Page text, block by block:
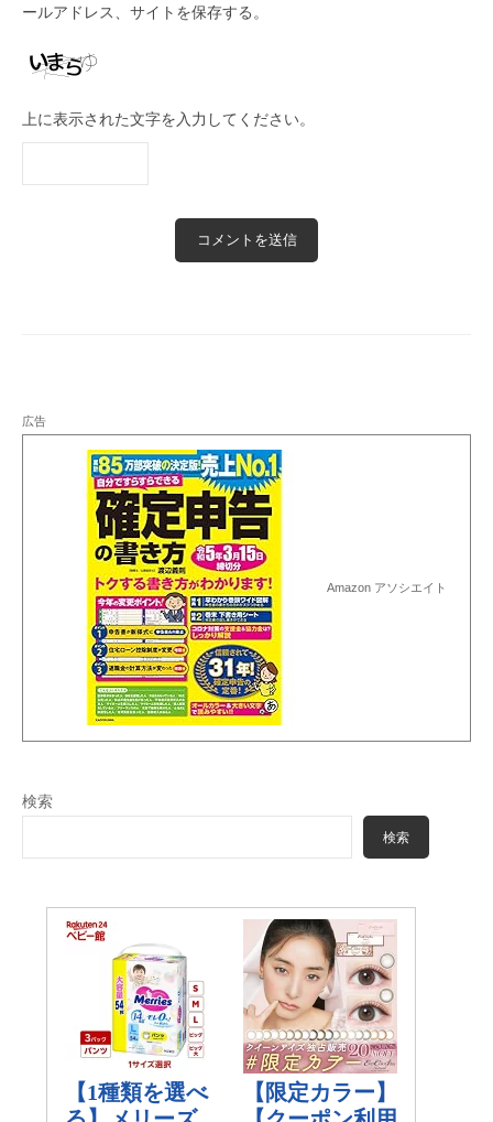
ールアドレス、サイトを保存する。
上に表示された文字を入力してください。
広告
Amazon アソシエイト
検索
検索